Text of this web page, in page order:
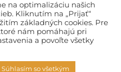
na optimalizáciu našich
Kliknutím na „Prijať“
základných cookies. Pre
nám pomáhajú pri
a povoľte všetky
Súhlasím so všetkým